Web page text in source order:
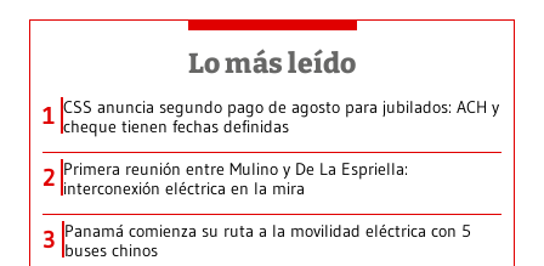
Lo más leído
1 CSS anuncia segundo pago de agosto para jubilados: ACH y
cheque tienen fechas definidas
2 Primera reunión entre Mulino y De La Espriella:
interconexión eléctrica en la mira
3 Panamá comienza su ruta a la movilidad eléctrica con 5
buses chinos